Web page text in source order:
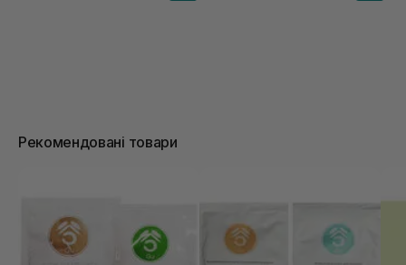
Рекомендовані товари